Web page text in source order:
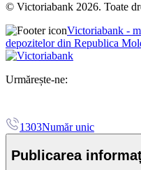
© Victoriabank 2026. Toate
Victoriabank -
depozitelor din Republica
Urmărește-ne:
1303Număr unic
Publicarea